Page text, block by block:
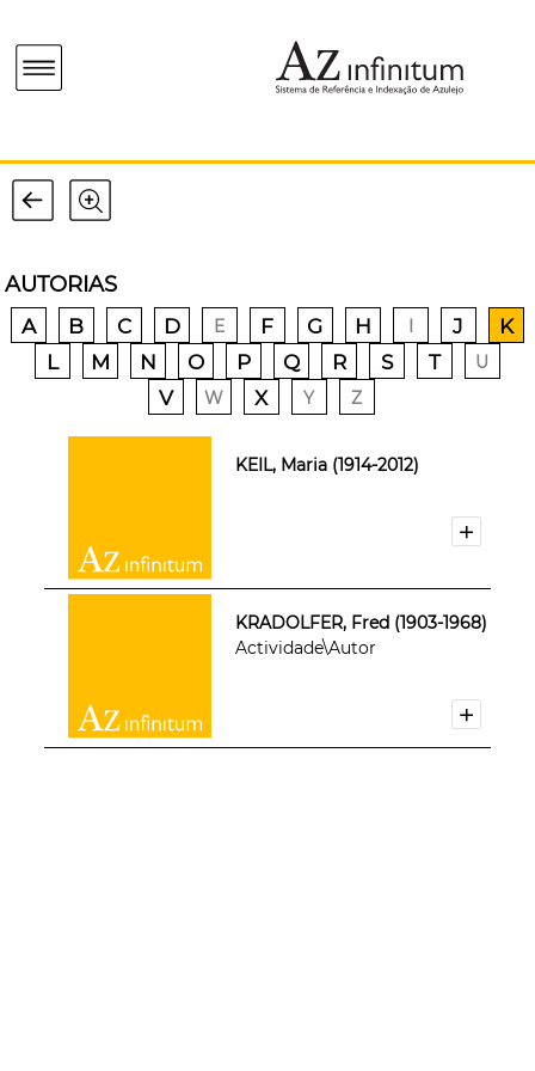
AUTORIAS
A B C D E F G H I J
K
L
M N O P Q R S T U
V W X Y Z
KEIL, Maria (1914-2012)
KRADOLFER, Fred (1903-1968)
Actividade\Autor